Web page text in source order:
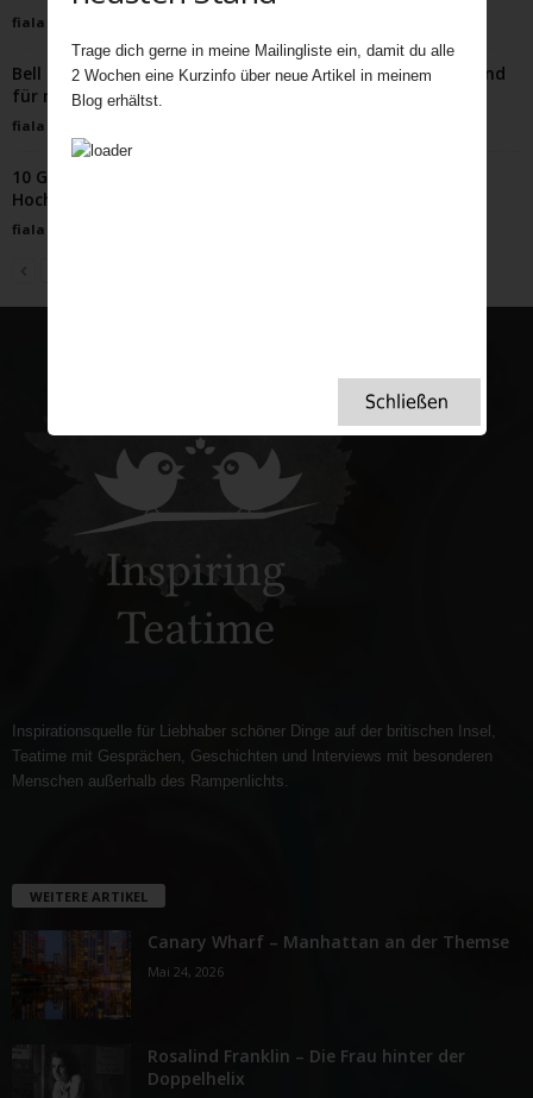
fiala
Bell Ringing Probe im Glockenturm – ein spannender Abend
für mich.
fiala
10 Gründe, warum Briten besessen von königlichen
Hochzeiten und dabei so patriotisch sind
fiala
Inspirationsquelle für Liebhaber schöner Dinge auf der britischen Insel,
Teatime mit Gesprächen, Geschichten und Interviews mit besonderen
Menschen außerhalb des Rampenlichts.
WEITERE ARTIKEL
Canary Wharf – Manhattan an der Themse
Mai 24, 2026
Rosalind Franklin – Die Frau hinter der
Doppelhelix
Trage dich gerne in meine Mailingliste ein, damit du alle
2 Wochen eine Kurzinfo über neue Artikel in meinem
Blog erhältst.